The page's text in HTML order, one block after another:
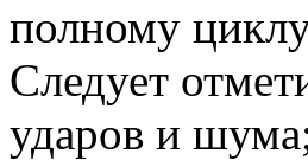
полному
Следует
ударов и